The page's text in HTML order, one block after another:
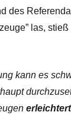
des
las,
kann es